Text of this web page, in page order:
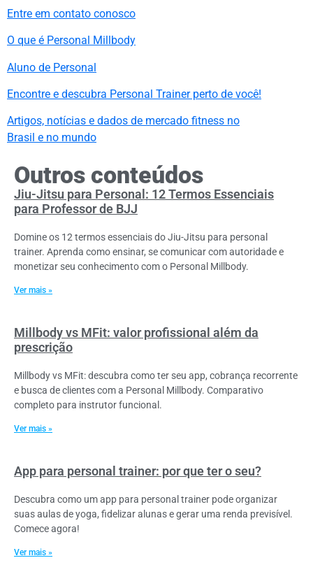
Entre em contato conosco
O que é Personal Millbody
Aluno de Personal
Encontre e descubra Personal Trainer perto de você!
Artigos, notícias e dados de mercado fitness no
Brasil e no mundo
Outros conteúdos
Jiu-Jitsu para Personal: 12 Termos Essenciais
para Professor de BJJ
Domine os 12 termos essenciais do Jiu-Jitsu para personal
trainer. Aprenda como ensinar, se comunicar com autoridade e
monetizar seu conhecimento com o Personal Millbody.
Ver mais »
Millbody vs MFit: valor profissional além da
prescrição
Millbody vs MFit: descubra como ter seu app, cobrança recorrente
e busca de clientes com a Personal Millbody. Comparativo
completo para instrutor funcional.
Ver mais »
App para personal trainer: por que ter o seu?
Descubra como um app para personal trainer pode organizar
suas aulas de yoga, fidelizar alunas e gerar uma renda previsível.
Comece agora!
Ver mais »